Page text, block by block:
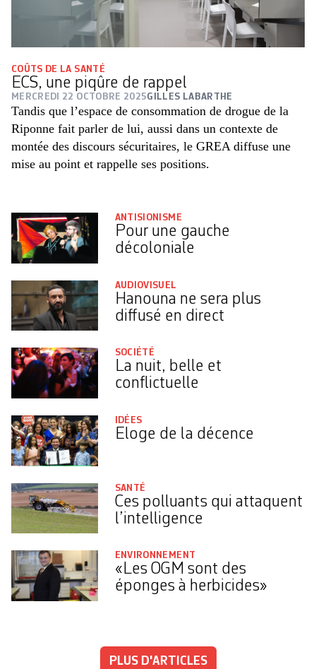
COÛTS DE LA SANTÉ
ECS, une piqûre de rappel
MERCREDI 22 OCTOBRE 2025GILLES LABARTHE
Tandis que l’espace de consommation de drogue de la
Riponne fait parler de lui, aussi dans un contexte de
montée des discours sécuritaires, le GREA diffuse une
mise au point et rappelle ses positions.
ANTISIONISME
Pour une gauche
décoloniale
AUDIOVISUEL
Hanouna ne sera plus
diffusé en direct
SOCIÉTÉ
La nuit, belle et
conflictuelle
IDÉES
Eloge de la décence
SANTÉ
Ces polluants qui attaquent
l’intelligence
ENVIRONNEMENT
«Les OGM sont des
éponges à herbicides»
PLUS D'ARTICLES